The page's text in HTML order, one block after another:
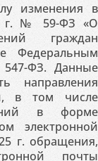
изменения в
г. № 59-ФЗ «О
граждан
Федеральным
ФЗ. Данные
направления
в том числе
в форме
электронной
г. обращения,
почты